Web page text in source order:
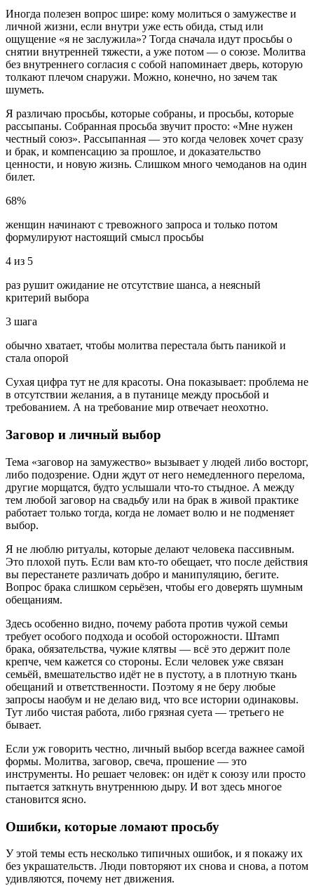
Иногда полезен вопрос шире: кому молиться о замужестве и
личной жизни, если внутри уже есть обида, стыд или
ощущение «я не заслужила»? Тогда сначала идут просьбы о
снятии внутренней тяжести, а уже потом — о союзе. Молитва
без внутреннего согласия с собой напоминает дверь, которую
толкают плечом снаружи. Можно, конечно, но зачем так
шуметь.
Я различаю просьбы, которые собраны, и просьбы, которые
рассыпаны. Собранная просьба звучит просто: «Мне нужен
честный союз». Рассыпанная — это когда человек хочет сразу
и брак, и компенсацию за прошлое, и доказательство
ценности, и новую жизнь. Слишком много чемоданов на один
билет.
68%
женщин начинают с тревожного запроса и только потом
формулируют настоящий смысл просьбы
4 из 5
раз рушит ожидание не отсутствие шанса, а неясный
критерий выбора
3 шага
обычно хватает, чтобы молитва перестала быть паникой и
стала опорой
Сухая цифра тут не для красоты. Она показывает: проблема не
в отсутствии желания, а в путанице между просьбой и
требованием. А на требование мир отвечает неохотно.
Заговор и личный выбор
Тема «заговор на замужество» вызывает у людей либо восторг,
либо подозрение. Одни ждут от него немедленного перелома,
другие морщатся, будто услышали что-то стыдное. А между
тем любой заговор на свадьбу или на брак в живой практике
работает только тогда, когда не ломает волю и не подменяет
выбор.
Я не люблю ритуалы, которые делают человека пассивным.
Это плохой путь. Если вам кто-то обещает, что после действия
вы перестанете различать добро и манипуляцию, бегите.
Вопрос брака слишком серьёзен, чтобы его доверять шумным
обещаниям.
Здесь особенно видно, почему работа против чужой семьи
требует особого подхода и особой осторожности. Штамп
брака, обязательства, чужие клятвы — всё это держит поле
крепче, чем кажется со стороны. Если человек уже связан
семьёй, вмешательство идёт не в пустоту, а в плотную ткань
обещаний и ответственности. Поэтому я не беру любые
запросы наобум и не делаю вид, что все истории одинаковы.
Тут либо чистая работа, либо грязная суета — третьего не
бывает.
Если уж говорить честно, личный выбор всегда важнее самой
формы. Молитва, заговор, свеча, прошение — это
инструменты. Но решает человек: он идёт к союзу или просто
пытается заткнуть внутреннюю дыру. И вот здесь многое
становится ясно.
Ошибки, которые ломают просьбу
У этой темы есть несколько типичных ошибок, и я покажу их
без украшательств. Люди повторяют их снова и снова, а потом
удивляются, почему нет движения.